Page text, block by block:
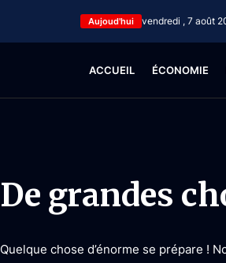
Aujoud'hui vendredi , 7 août
ACCUEIL ÉCONOMIE
De grandes
Quelque chose d’énorme se prépare !